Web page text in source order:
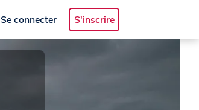
Se connecter S'inscrire